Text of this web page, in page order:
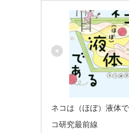
ネコは（ほぼ）液体
コ研究最前線